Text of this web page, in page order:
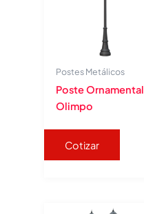
Postes Metálicos
Poste Ornamental
Olimpo
Cotizar